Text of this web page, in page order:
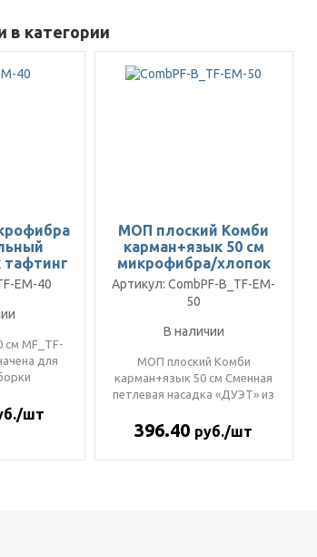
в категории
тафтинг
EM-40
MF_TF-
для
..
шт
МОП плоский Комби
карман+язык 50 см
микрофибра/хлопок
тафтинг, серый
Артикул: CombPF-B_TF-EM-
50
В наличии
МОП плоский Комби
карман+язык 50 см Сменная
петлевая насадка «ДУЭТ» из
396.40 руб./шт